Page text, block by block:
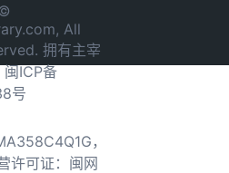
All
拥有主宰
闽ICP备
号
，
许可证：闽网